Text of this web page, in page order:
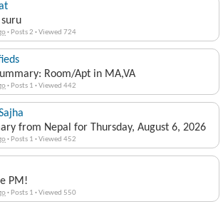
· Posts 2 ·Viewed 724
Room/Apt in MA,VA
· Posts 1 ·Viewed 442
from Nepal for Thursday, August 6, 2026
· Posts 1 ·Viewed 452
PM!
· Posts 1 ·Viewed 550